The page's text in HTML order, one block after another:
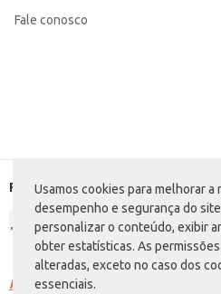
Usamos cookies para melhorar a
desempenho e segurança do
personalizar o conteúdo, exibir
obter estatísticas. As
alteradas, exceto no caso dos
essenciais.
EAN: 7896196301532
Fale conosco
Formas de pagamento
Racismo é crime. Denuncie. Disque